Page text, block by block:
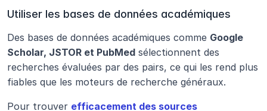
Utiliser les bases de données académiques
Des bases de données académiques comme Google
Scholar, JSTOR et PubMed sélectionnent des
recherches évaluées par des pairs, ce qui les rend plus
fiables que les moteurs de recherche généraux.
Pour trouver efficacement des sources